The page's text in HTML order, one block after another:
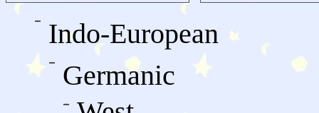
Indo-European
Germanic